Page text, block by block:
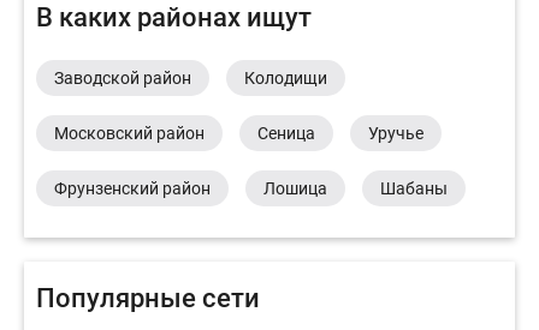
В каких районах ищут
Заводской район Колодищи
Московский район Сеница Уручье
Фрунзенский район Лошица Шабаны
Популярные сети